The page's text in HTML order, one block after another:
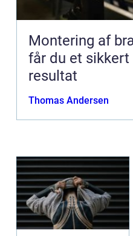
Montering af
får du et
resultat
Thomas Andersen